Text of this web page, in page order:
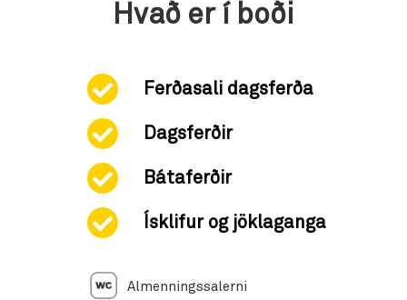
Hvað er í boði
Ferðasali dagsferða
Dagsferðir
Bátaferðir
Ísklifur og jöklaganga
Almenningssalerni